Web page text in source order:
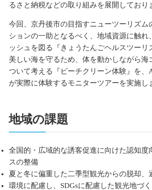
るさと納税などの取り組みを展開しており
今回、京丹後市の目指すニューツーリズム
ションの一助となるべく、地域資源に触れ
ッシュを図る『きょうたんごヘルスツーリ
美しい海を守るため、体を動かしながら海
ついて考える『ビーチクリーン体験』を、
が実際に体験するモニターツアーを実施し
地域の課題
全国的・広域的な誘客促進に向けた認知度
スの整備
夏と冬に偏重した二季型観光からの脱却、
環境に配慮し、SDGsに配慮した観光地づく